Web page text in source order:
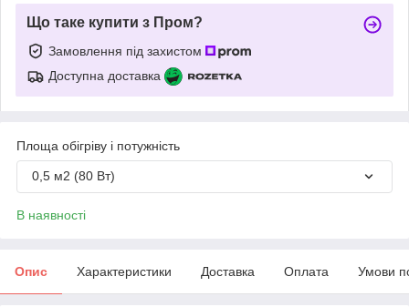
Що таке купити з Пром?
Замовлення під захистом
Доступна доставка
Площа обігріву і потужність
0,5 м2 (80 Вт)
В наявності
Опис Характеристики Доставка Оплата Умови